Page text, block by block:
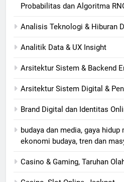
Probabilitas dan Algoritma
Analisis Teknologi & Hiburan
Analitik Data & UX Insight
Arsitektur Sistem & Backend
Arsitektur Sistem Digital &
Brand Digital dan Identitas
budaya dan media, gaya
ekonomi budaya, tren dan
Casino & Gaming, Taruhan